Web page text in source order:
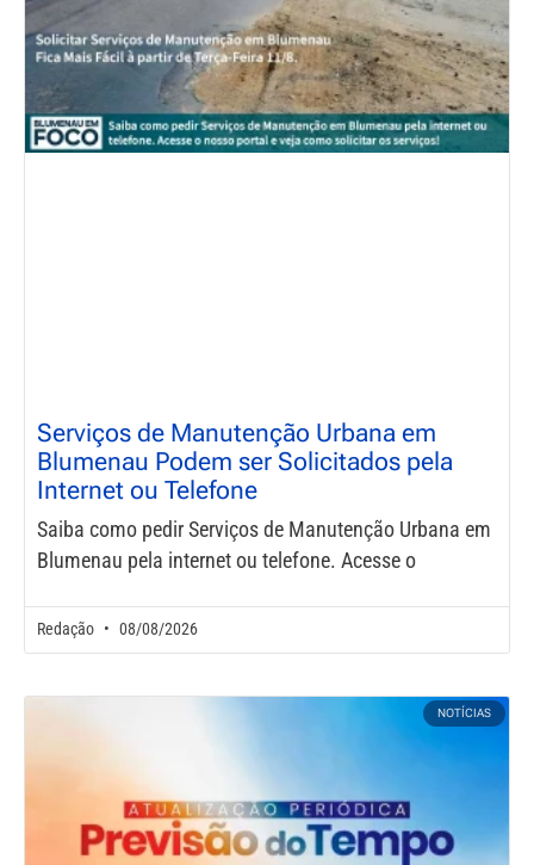
Serviços de Manutenção Urbana em
Blumenau Podem ser Solicitados pela
Internet ou Telefone
Saiba como pedir Serviços de Manutenção Urbana em
Blumenau pela internet ou telefone. Acesse o
Redação 08/08/2026
NOTÍCIAS